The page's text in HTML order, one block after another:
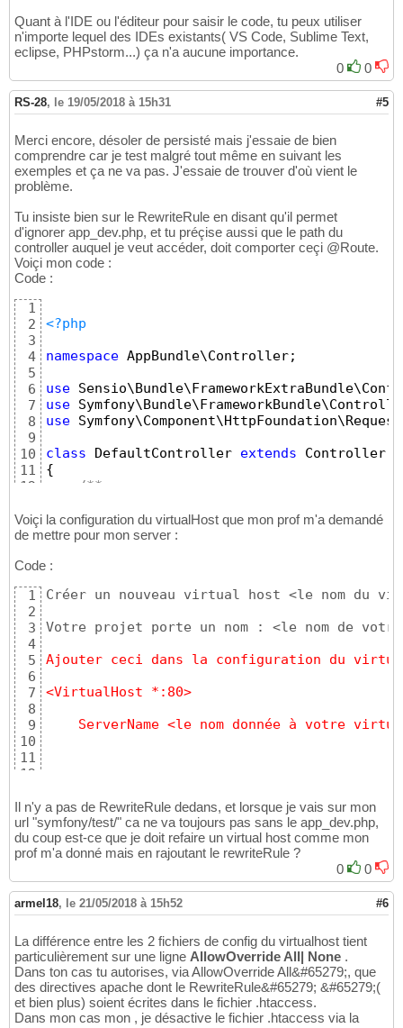
14
15
16
18
19
20
21
22
23
24
            RewriteRule ^
(.* )$ app.php
        </IfModule>
    </Directory>
  <Directory /
var/www/html/monprojet/web/
        <IfModule mod_rewrite.c>
            RewriteEngine Off
        </IfModule>
    </Directory>
</VirtualHost>
Quant à l'IDE ou l'éditeur pour saisir le code, tu peux utiliser
n'importe lequel des IDEs existants( VS Code, Sublime Text,
eclipse, PHPstorm...) ça n'a aucune importance.
0
0
RS-28, le 19/05/2018 à 15h31 #5
Merci encore, désoler de persisté mais j'essaie de bien
comprendre car je test malgré tout même en suivant les
exemples et ça ne va pas. J'essaie de trouver d'où vient le
problème.
Tu insiste bien sur le RewriteRule en disant qu'il permet
d'ignorer app_dev.php, et tu préçise aussi que le path du
controller auquel je veut accéder, doit comporter ceçi @Route.
Voiçi mon code :
Code :
1
2
3
4
5
6
7
8
9
10
11
12
14
15
17
18
19
20
21
22
23
24
25
26
27
28
29
<?php
namespace AppBundle\Controller;
use
use
use
class DefaultController extends Controller
{
/**
*/
public function
return
$this ->render ( 'default/
]) ;
* @Route("/test", name="test")
public
function test(Request $request )
Voiçi la configuration du virtualHost que mon prof m'a demandé
de mettre pour mon server :
Code :
1
2
3
4
5
6
7
8
9
10
11
12
14
15
16
17
19
20
21
22
23
24
25
26
27
Créer un nouveau virtual host <le nom
Votre projet porte un nom : <le nom de
Ajouter ceci dans la configuration du
<VirtualHost *:80>
ServerName <le nom donnée à votre
<Directory <le folder de votre virtual
        AllowOverride All
        Order Allow,Deny
        Allow from All
    </Directory>
<Directory  "<le folder de votre
Il n'y a pas de RewriteRule dedans, et lorsque je vais sur mon
url "symfony/test/" ca ne va toujours pas sans le app_dev.php,
du coup est-ce que je doit refaire un virtual host comme mon
prof m'a donné mais en rajoutant le rewriteRule ?
0
0
armel18, le 21/05/2018 à 15h52 #6
La différence entre les 2 fichiers de config du virtualhost tient
particulièrement sur une ligne AllowOverride All| None .
Dans ton cas tu autorises, via AllowOverride All&#65279;, que
des directives apache dont le RewriteRule&#65279; &#65279;(
et bien plus) soient écrites dans le fichier .htaccess.
Dans mon cas mon , je désactive le fichier .htaccess via la